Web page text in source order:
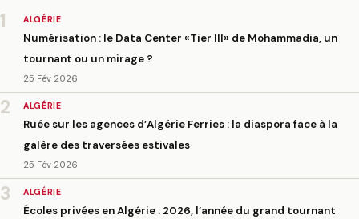
1 ALGÉRIE
Numérisation : le Data Center «Tier III» de Mohammadia, un
tournant ou un mirage ?
25 Fév 2026
2 ALGÉRIE
Ruée sur les agences d’Algérie Ferries : la diaspora face à la
galère des traversées estivales
25 Fév 2026
3 ALGÉRIE
Écoles privées en Algérie : 2026, l’année du grand tournant